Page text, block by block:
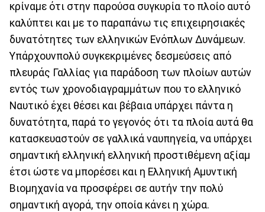
κρίναμε ότι στην παρούσα συγκυρία το πλοίο αυτό
καλύπτει και με το παραπάνω τις επιχειρησιακές
δυνατότητες των ελληνικών Ενόπλων Δυνάμεων.
Υπάρχουνπολύ συγκεκριμένες δεσμεύσεις από
πλευράς Γαλλίας για παράδοση των πλοίων αυτών
εντός των χρονοδιαγραμμάτων που το ελληνικό
Ναυτικό έχει θέσει και βέβαια υπάρχει πάντα η
δυνατότητα, παρά το γεγονός ότι τα πλοία αυτά θα
κατασκευαστούν σε γαλλικά ναυπηγεία, να υπάρχει
σημαντική ελληνική ελληνική προστιθέμενη αξίαμ
έτσι ώστε να μπορέσει και η Ελληνική Αμυντική
Βιομηχανία να προσφέρει σε αυτήν την πολύ
σημαντική αγορά, την οποία κάνει η χώρα.